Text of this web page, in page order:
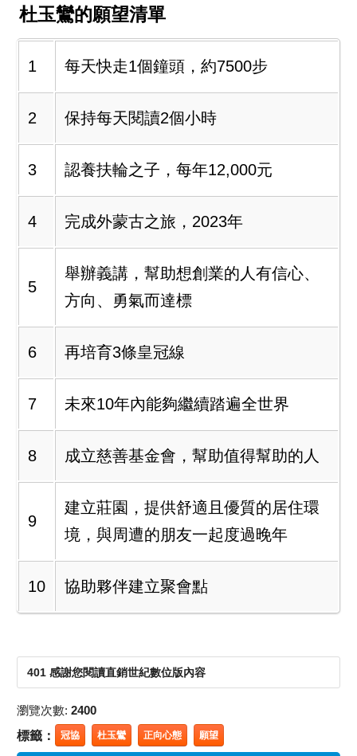
杜玉鸞的願望清單
1 每天快走1個鐘頭，約7500步
2 保持每天閱讀2個小時
3 認養扶輪之子，每年12,000元
4 完成外蒙古之旅，2023年
5
舉辦義講，幫助想創業的人有信心、
方向、勇氣而達標
6 再培育3條皇冠線
7 未來10年內能夠繼續踏遍全世界
8 成立慈善基金會，幫助值得幫助的人
9
建立莊園，提供舒適且優質的居住環
境，與周遭的朋友一起度過晚年
10 協助夥伴建立聚會點
401 感謝您閱讀直銷世紀數位版內容
瀏覽次數: 2400
標籤： 冠協 杜玉鸞 正向心態 願望